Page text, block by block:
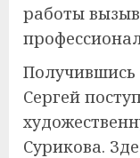
работы
Получившись
Сергей
Сурикова.